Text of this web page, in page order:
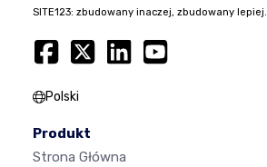
SITE123: zbudowany inaczej, zbudowany lepiej.
Polski
Produkt
Strona Główna